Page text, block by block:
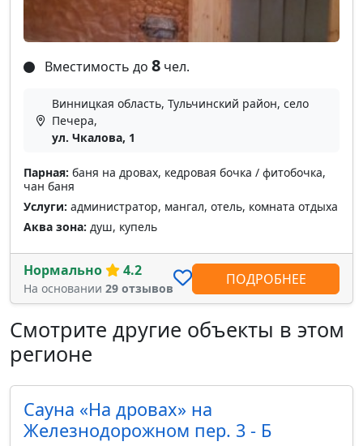
Вместимость до 8 чел.
Винницкая область, Тульчинский район, село
Печера,
ул. Чкалова, 1
Парная: баня на дровах, кедровая бочка / фитобочка,
чан баня
Услуги: администратор, мангал, отель, комната отдыха
Аква зона: душ, купель
Нормально 4.2
На основании 29 отзывов
ПОДРОБНЕЕ
Смотрите другие объекты в этом
регионе
Cауна «На дровах» на
Железнодорожном пер. 3 - Б